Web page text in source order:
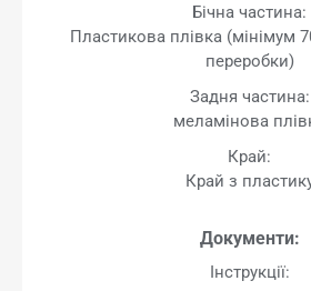
Бічна частина:
Пластикова плівка (мінімум
переробки)
Задня частина:
меламінова
Край:
Край з
Документи:
Інструкції: